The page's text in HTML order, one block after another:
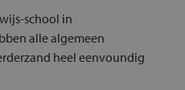
school in
alle algemeen
heel eenvoundig